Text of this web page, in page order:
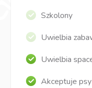
Szkolony
Uwielbia
Uwielbia
Akceptuje psy